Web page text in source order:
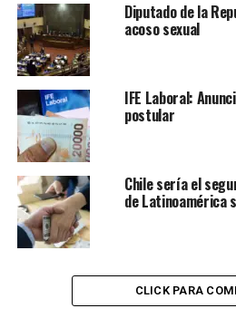
Diputado de la
acoso sexual
IFE Laboral:
postular
Chile sería el
de Latinoamérica
CLICK PARA